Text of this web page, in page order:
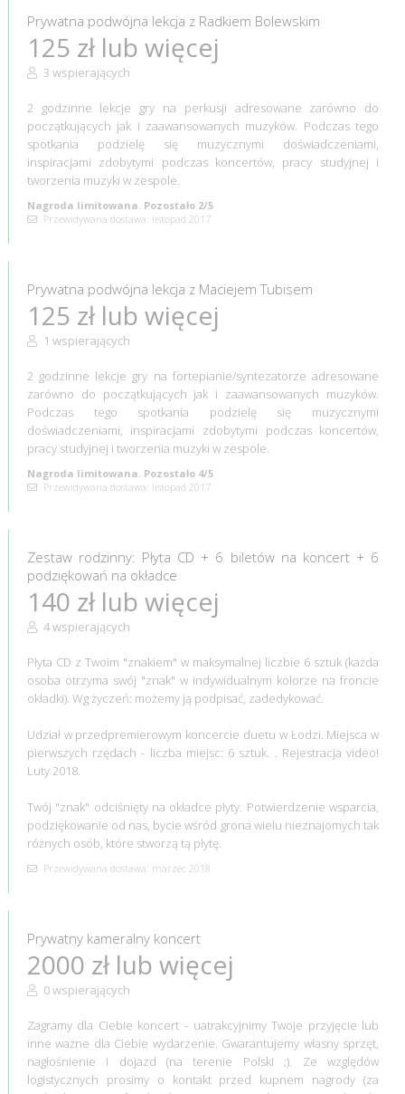
Prywatna podwójna lekcja z Radkiem Bolewskim
125 zł lub więcej
3 wspierających
2 godzinne lekcje gry na perkusji adresowane zarówno do
początkujących jak i zaawansowanych muzyków. Podczas tego
spotkania podzielę się muzycznymi doświadczeniami,
inspiracjami zdobytymi podczas koncertów, pracy studyjnej i
tworzenia muzyki w zespole.
Nagroda limitowana. Pozostało 2/5
Przewidywana dostawa: listopad 2017
Prywatna podwójna lekcja z Maciejem Tubisem
125 zł lub więcej
1 wspierających
2 godzinne lekcje gry na fortepianie/syntezatorze adresowane
zarówno do początkujących jak i zaawansowanych muzyków.
Podczas tego spotkania podzielę się muzycznymi
doświadczeniami, inspiracjami zdobytymi podczas koncertów,
pracy studyjnej i tworzenia muzyki w zespole.
Nagroda limitowana. Pozostało 4/5
Przewidywana dostawa: listopad 2017
Zestaw rodzinny: Płyta CD + 6 biletów na koncert + 6
podziękowań na okładce
140 zł lub więcej
4 wspierających
Płyta CD z Twoim "znakiem" w maksymalnej liczbie 6 sztuk (każda
osoba otrzyma swój "znak" w indywidualnym kolorze na froncie
okładki). Wg życzeń: możemy ją podpisać, zadedykować.
Udział w przedpremierowym koncercie duetu w Łodzi. Miejsca w
pierwszych rzędach - liczba miejsc: 6 sztuk. . Rejestracja video!
Luty 2018.
Twój "znak" odciśnięty na okładce płyty. Potwierdzenie wsparcia,
podziękowanie od nas, bycie wśród grona wielu nieznajomych tak
różnych osób, które stworzą tą płytę.
Przewidywana dostawa: marzec 2018
Prywatny kameralny koncert
2000 zł lub więcej
0 wspierających
Zagramy dla Ciebie koncert - uatrakcyjnimy Twoje przyjęcie lub
inne ważne dla Ciebie wydarzenie. Gwarantujemy własny sprzęt,
nagłośnienie i dojazd (na terenie Polski ;). Ze względów
logistycznych prosimy o kontakt przed kupnem nagrody (za